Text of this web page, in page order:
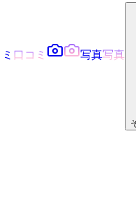
口コミ 写真写真